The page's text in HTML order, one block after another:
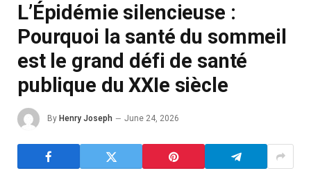
L’Épidémie silencieuse :
Pourquoi la santé du sommeil
est le grand défi de santé
publique du XXIe siècle
By Henry Joseph June 24, 2026